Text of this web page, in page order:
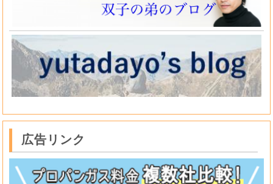
広告リンク